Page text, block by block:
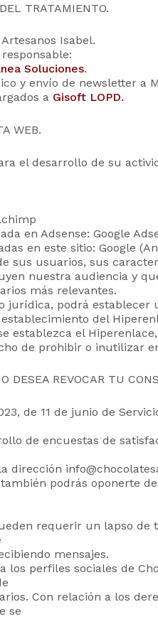
TRATAMIENTO.
Isabel.
Soluciones.
y envío de newsletter a
a Gisoft LOPD.
WEB.
el desarrollo de su
en Adsense: Google
en este sitio: Google
sus usuarios, sus
nuestra audiencia y
más relevantes.
podrá
del
establezca el
de prohibir o
DESEA REVOCAR TU
de 11 de junio de
de encuestas de
dirección
podrás oponerte
requerir un lapso
mensajes.
los perfiles sociales de
Con relación a los
se